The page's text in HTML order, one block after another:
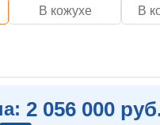
В кожухе В
2 056 000